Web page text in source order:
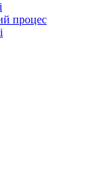
процес